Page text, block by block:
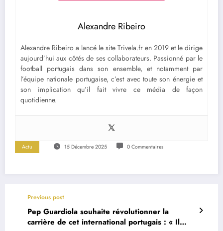
Alexandre Ribeiro
Alexandre Ribeiro a lancé le site Trivela.fr en 2019 et le dirige
aujourd’hui aux côtés de ses collaborateurs. Passionné par le
football portugais dans son ensemble, et notamment par
l’équipe nationale portugaise, c’est avec toute son énergie et
son implication qu’il fait vivre ce média de façon
quotidienne.
Actu 15 Décembre 2025 0 Commentaires
Previous post
Pep Guardiola souhaite révolutionner la
carrière de cet international portugais : « Il